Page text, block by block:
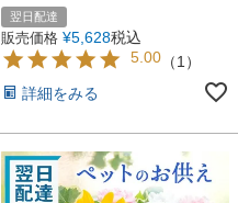
翌日配達
販売価格 ¥5,628税込
5.00 （1）
詳細をみる